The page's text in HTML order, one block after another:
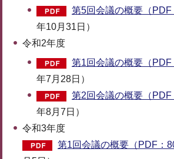
第5回会議の概要（PDF
年10月31日）
令和2年度
第1回会議の概要（PDF
年7月28日）
第2回会議の概要（PDF
年8月7日）
令和3年度
第1回会議の概要（PDF：